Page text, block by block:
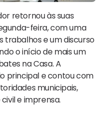
retornou às suas
feira, com uma
trabalhos e um discurso
o início de mais um
na Casa. A
principal e contou com
municipais,
e imprensa.